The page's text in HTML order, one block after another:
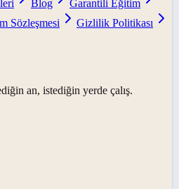
Blog
Garantili Eğitim
Sözleşmesi
Gizlilik Politikası
an, istediğin yerde çalış.